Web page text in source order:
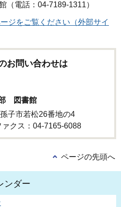
（電話：04-7189-1311）
ジをご覧ください（外部サイ
お問い合わせは
図書館
子市若松26番地の4
クス：04-7165-6088
ページの先頭へ
ンダー